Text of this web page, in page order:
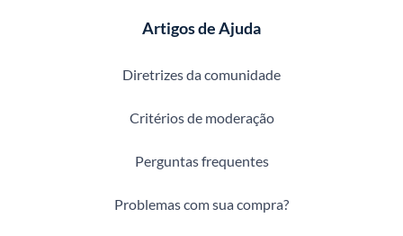
Artigos de Ajuda
Diretrizes da comunidade
Critérios de moderação
Perguntas frequentes
Problemas com sua compra?